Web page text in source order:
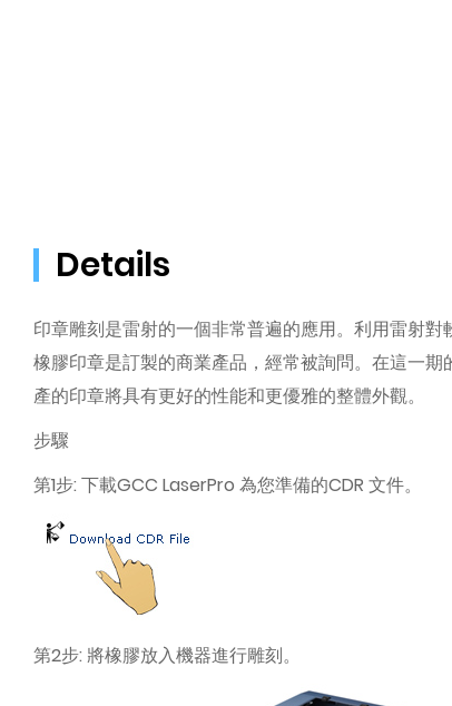
Details
印章雕刻是雷射的一個非常普遍的應用。利用雷射
橡膠印章是訂製的商業產品，經常被詢問。在這一
產的印章將具有更好的性能和更優雅的整體外觀。
步驟
第1步: 下載GCC LaserPro 為您準備的CDR 文件。
第2步: 將橡膠放入機器進行雕刻。